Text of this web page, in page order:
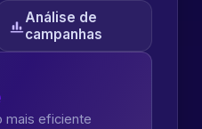
Análise de
campanhas
mais eficiente